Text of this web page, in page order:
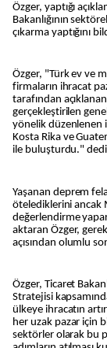
Özger, yaptığı
Bakanlığının
çıkarma yaptığını
Özger, "Türk ev ve
firmaların ihracat
tarafından
gerçekleştirilen
yönelik düzenlenen
Kosta Rika ve
ile buluşturdu."
Yaşanan deprem
ötelediklerini ancak
değerlendirme
aktaran Özger, gerek
açısından olumlu
Özger, Ticaret
Stratejisi
ülkeye ihracatın
her uzak pazar için
sektörler olarak bu